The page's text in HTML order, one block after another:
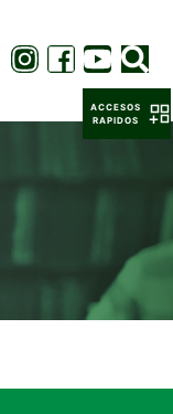
ACCESOS
RAPIDOS